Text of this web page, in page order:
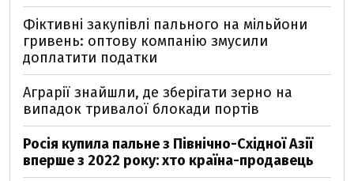
Фіктивні закупівлі пального на мільйони
гривень: оптову компанію змусили
доплатити податки
Аграрії знайшли, де зберігати зерно на
випадок тривалої блокади портів
Росія купила пальне з Північно-Східної Азії
вперше з 2022 року: хто країна-продавець